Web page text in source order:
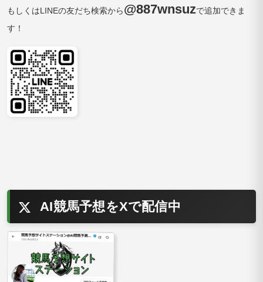
もしくはLINEの友だち検索から@887wnsuzで追加できま
す！
AI競馬予想をXで配信中